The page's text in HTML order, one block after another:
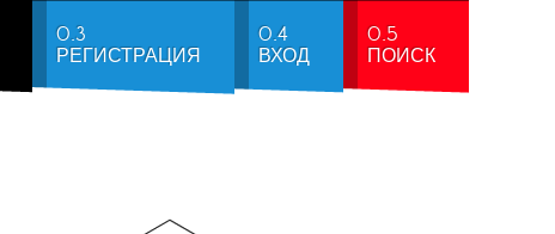
0.3
РЕГИСТРАЦИЯ
0.4
ВХОД
0.5
ПОИСК